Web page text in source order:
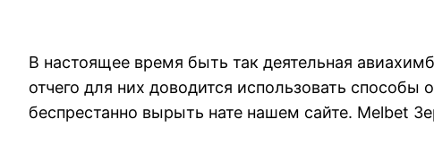
В настоящее время быть так деятельная
отчего для них доводится использовать
беспрестанно вырыть нате нашем сайте. Melbet